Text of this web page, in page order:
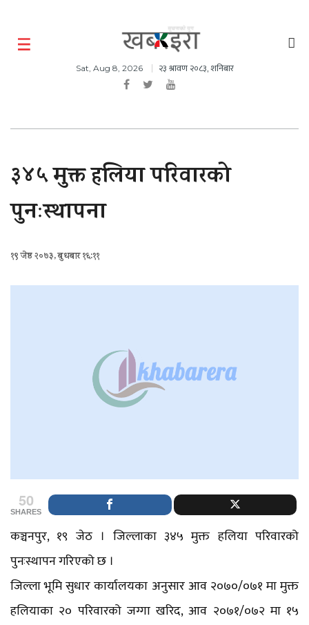
Sat, Aug 8, 2026 २३ श्रावण २०८३, शनिबार
३४५ मुक्त हलिया परिवारको
पुनःस्थापना
१९ जेष्ठ २०७३, बुधबार १६:११
50
SHARES
कञ्चनपुर, १९ जेठ । जिल्लाका ३४५ मुक्त हलिया परिवारको
पुनःस्थापन गरिएको छ ।
जिल्ला भूमि सुधार कार्यालयका अनुसार आव २०७०/०७१ मा मुक्त
हलियाका २० परिवारको जग्गा खरिद, आव २०७१/०७२ मा १५